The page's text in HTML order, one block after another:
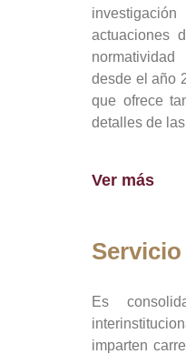
actuaciones
desde el año
que ofrece
detalles de
Ver más
Es
imparten